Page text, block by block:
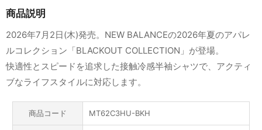
商品説明
2026年7月2日(木)発売。NEW BALANCEの2026年夏のアパレ
ルコレクション「BLACKOUT COLLECTION」が登場。
快適性とスピードを追求した接触冷感半袖シャツで、アクティ
ブなライフスタイルに対応します。
商品コード MT62C3HU-BKH